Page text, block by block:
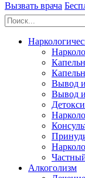
Вызвать врача
Вывод
Вывод
Алкоголизм